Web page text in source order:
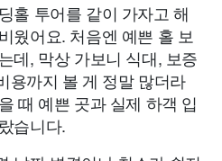
홀 투어를 같이 가자고 해
웠어요. 처음엔 예쁜 홀 보
데, 막상 가보니 식대, 보증
용까지 볼 게 정말 많더라
때 예쁜 곳과 실제 하객 입
습니다.